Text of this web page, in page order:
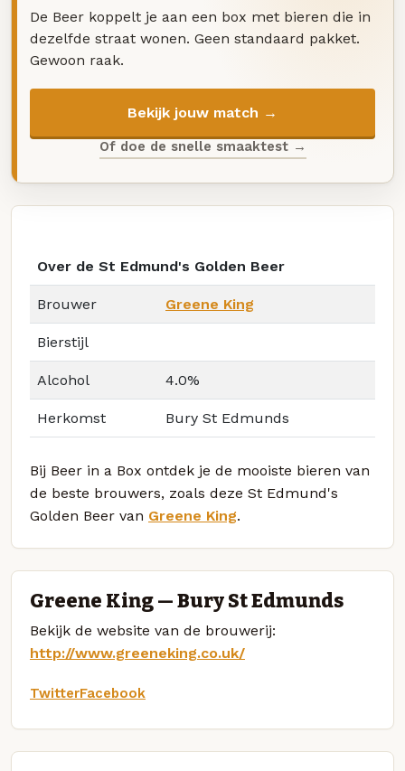
De Beer koppelt je aan een box met bieren die in
dezelfde straat wonen. Geen standaard pakket.
Gewoon raak.
Bekijk jouw match →
Of doe de snelle smaaktest →
Over de St Edmund's Golden Beer
Brouwer Greene King
Bierstijl
Alcohol 4.0%
Herkomst Bury St Edmunds
Bij Beer in a Box ontdek je de mooiste bieren van
de beste brouwers, zoals deze St Edmund's
Golden Beer van Greene King.
Greene King — Bury St Edmunds
Bekijk de website van de brouwerij:
http://www.greeneking.co.uk/
TwitterFacebook